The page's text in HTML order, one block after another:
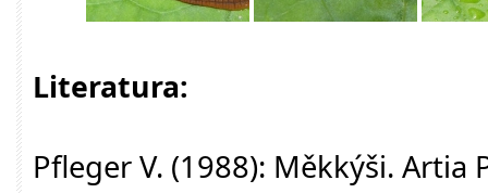
Literatura:
Pfleger V. (1988): Měkkýši. Artia